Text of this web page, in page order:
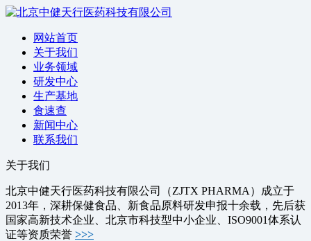
网站首页
关于我们
业务领域
研发中心
生产基地
食速查
新闻中心
联系我们
关于我们
北京中健天行医药科技有限公司（ZJTX PHARMA）成立于
2013年，深耕保健食品、新食品原料研发申报十余载，先后获
国家高新技术企业、北京市科技型中小企业、ISO9001体系认
证等资质荣誉 >>>